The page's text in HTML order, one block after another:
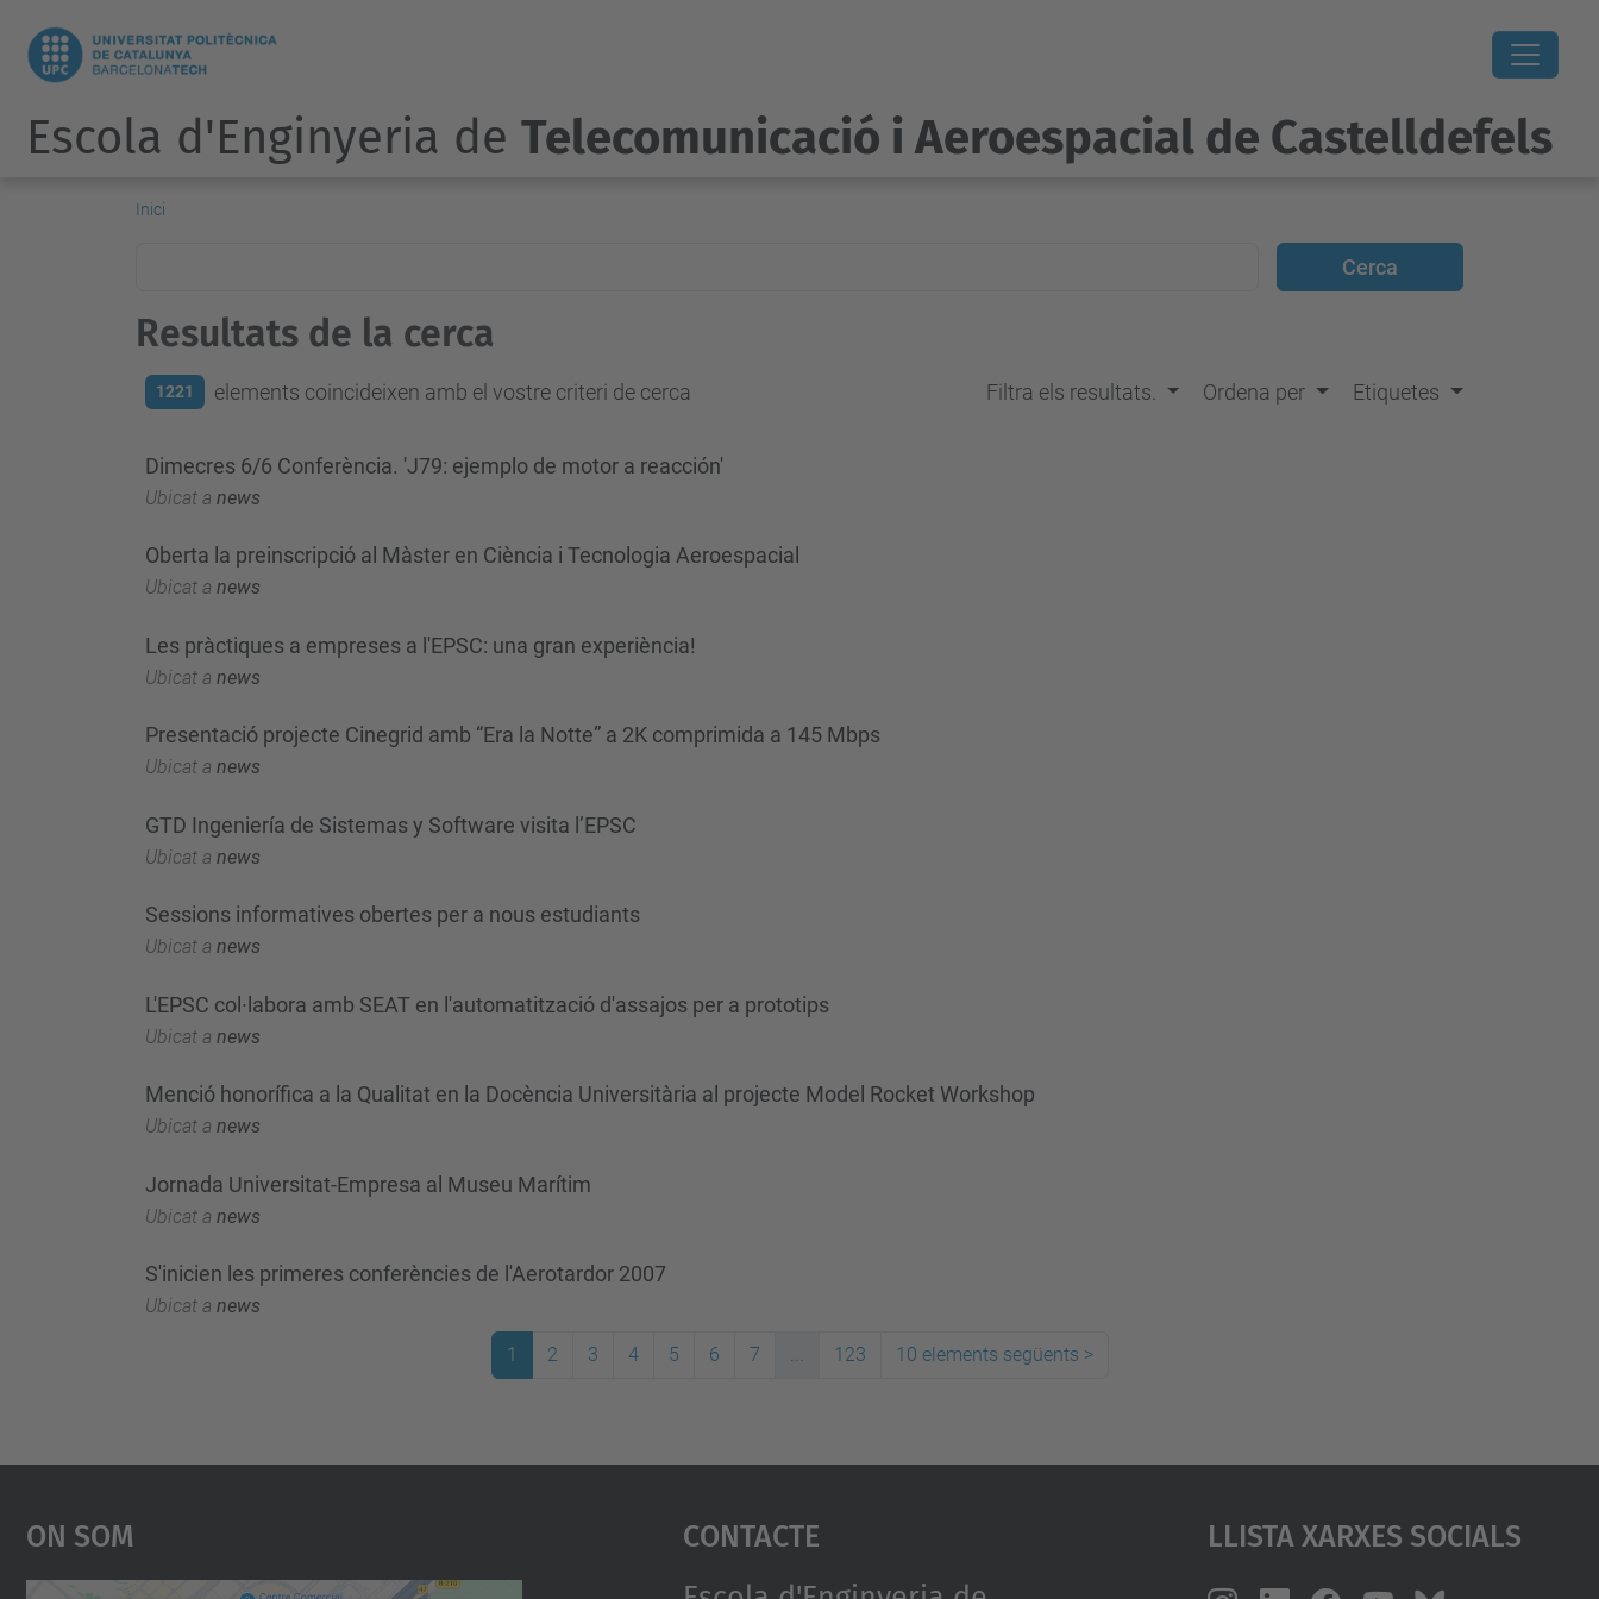
Escola d'Enginyeria de Telecomunicació i Aeroespacial de Castelldefels
Inici
Resultats de la cerca
1221 elements coincideixen amb el vostre criteri de cerca Filtra els resultats. Ordena per Etiquetes
Dimecres 6/6 Conferència. 'J79: ejemplo de motor a reacción'
Ubicat a news
Oberta la preinscripció al Màster en Ciència i Tecnologia Aeroespacial
Ubicat a news
Les pràctiques a empreses a l'EPSC: una gran experiència!
Ubicat a news
Presentació projecte Cinegrid amb “Era la Notte” a 2K comprimida a 145 Mbps
Ubicat a news
GTD Ingeniería de Sistemas y Software visita l’EPSC
Ubicat a news
Sessions informatives obertes per a nous estudiants
Ubicat a news
L'EPSC col·labora amb SEAT en l'automatització d'assajos per a prototips
Ubicat a news
Menció honorífica a la Qualitat en la Docència Universitària al projecte Model Rocket Workshop
Ubicat a news
Jornada Universitat-Empresa al Museu Marítim
Ubicat a news
S'inicien les primeres conferències de l'Aerotardor 2007
Ubicat a news
1 2 3 4 5 6 7 ... 123 10 elements següents >
On Som Contacte Llista Xarxes Socials